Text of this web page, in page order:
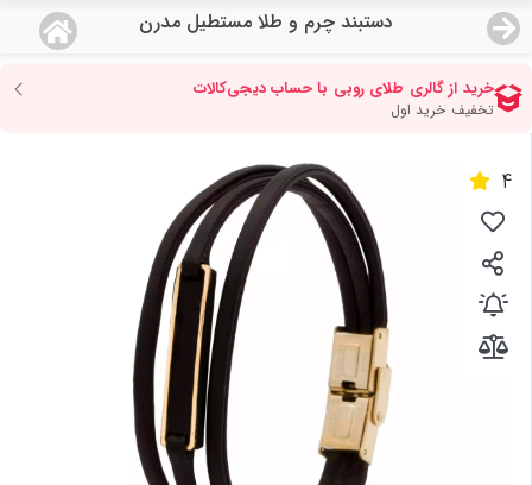
دستبند چرم و طلا مستطیل مدرن
منو
صفحه اصلی
دسته بندی محصولات
نمایندگی ها
مجله روبی
4